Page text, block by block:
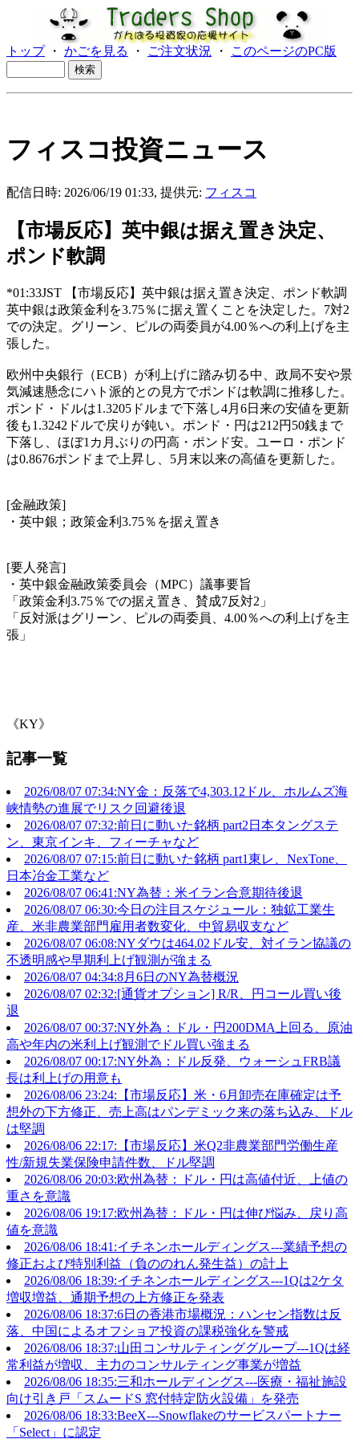
トップ・ かごを見る ・ ご注文状況 ・ このページのPC版
フィスコ投資ニュース
配信日時: 2026/06/19 01:33, 提供元: フィスコ
【市場反応】英中銀は据え置き決定、
ポンド軟調
*01:33JST 【市場反応】英中銀は据え置き決定、ポンド軟調
英中銀は政策金利を3.75％に据え置くことを決定した。7対2
での決定。グリーン、ピルの両委員が4.00％への利上げを主
張した。
欧州中央銀行（ECB）が利上げに踏み切る中、政局不安や景
気減速懸念にハト派的との見方でポンドは軟調に推移した。
ポンド・ドルは1.3205ドルまで下落し4月6日来の安値を更新
後も1.3242ドルで戻りが鈍い。ポンド・円は212円50銭まで
下落し、ほぼ1カ月ぶりの円高・ポンド安。ユーロ・ポンド
は0.8676ポンドまで上昇し、5月末以来の高値を更新した。
[金融政策]
・英中銀；政策金利3.75％を据え置き
[要人発言]
・英中銀金融政策委員会（MPC）議事要旨
「政策金利3.75％での据え置き、賛成7反対2」
「反対派はグリーン、ピルの両委員、4.00％への利上げを主
張」
《KY》
記事一覧
2026/08/07 07:34:NY金：反落で4,303.12ドル、ホルムズ海
峡情勢の進展でリスク回避後退
2026/08/07 07:32:前日に動いた銘柄 part2日本タングステ
ン、東京インキ、フィーチャなど
2026/08/07 07:15:前日に動いた銘柄 part1東レ、NexTone、
日本冶金工業など
2026/08/07 06:41:NY為替：米イラン合意期待後退
2026/08/07 06:30:今日の注目スケジュール：独鉱工業生
産、米非農業部門雇用者数変化、中貿易収支など
2026/08/07 06:08:NYダウは464.02ドル安、対イラン協議の
不透明感や早期利上げ観測が強まる
2026/08/07 04:34:8月6日のNY為替概況
2026/08/07 02:32:[通貨オプション] R/R、円コール買い後
退
2026/08/07 00:37:NY外為：ドル・円200DMA上回る、原油
高や年内の米利上げ観測でドル買い強まる
2026/08/07 00:17:NY外為：ドル反発、ウォーシュFRB議
長は利上げの用意も
2026/08/06 23:24:【市場反応】米・6月卸売在庫確定は予
想外の下方修正、売上高はパンデミック来の落ち込み、ドル
は堅調
2026/08/06 22:17:【市場反応】米Q2非農業部門労働生産
性/新規失業保険申請件数、ドル堅調
2026/08/06 20:03:欧州為替：ドル・円は高値付近、上値の
重さを意識
2026/08/06 19:17:欧州為替：ドル・円は伸び悩み、戻り高
値を意識
2026/08/06 18:41:イチネンホールディングス---業績予想の
修正および特別利益（負ののれん発生益）の計上
2026/08/06 18:39:イチネンホールディングス---1Qは2ケタ
増収増益、通期予想の上方修正を発表
2026/08/06 18:37:6日の香港市場概況：ハンセン指数は反
落、中国によるオフショア投資の課税強化を警戒
2026/08/06 18:37:山田コンサルティンググループ---1Qは経
常利益が増収、主力のコンサルティング事業が増益
2026/08/06 18:35:三和ホールディングス---医療・福祉施設
向け引き戸「スムードS 窓付特定防火設備」を発売
2026/08/06 18:33:BeeX---Snowflakeのサービスパートナー
「Select」に認定